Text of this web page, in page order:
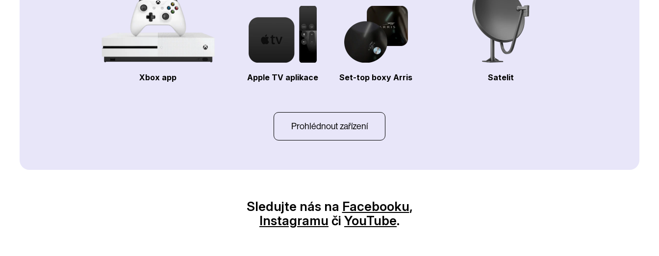
Xbox app Apple TV aplikace Set-top boxy Arris Satelit
Prohlédnout zařízení
Sledujte nás na Facebooku,
Instagramu či YouTube.